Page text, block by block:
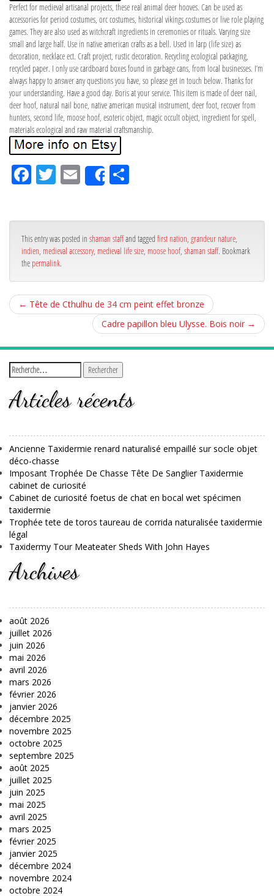
Perfect for medieval artisanal projects, these real animal deer hooves. Can be used as
accessories for period costumes, orc costumes, historical vikings costumes or live role playing
games. They are also used as witchcraft ingredients in ceremonies or rituals. Varying size
small and large half. Use in native american crafts as a bell. Used in larp (life size) as
decoration, necklace ect. Craft project, rustic decoration. Recycling ecological packaging,
recycled paper. I only use cardboard boxes found in garbage cans, from local businesses. I’m
always happy to answer any questions you have, so please get in touch below. Thanks for
your understanding. Have a good day. Boris at your service. This item is made of deer nail,
deer hoof, natural nail bone, native american musical instrument, deer foot, recover from
hunters, second life, moose hoof, esoteric object, magic occult object, ingredient for spell,
materials ecological and raw material craftsmanship.
Fa
ce
ok
Tw
itt
Em
ail
Share
r
This entry was posted in shaman staffand tagged first nation grandeur nature
indien medieval accessory, medieval life size moose hoof, shaman staff. Bookmark
the permalink.
← Tête de Cthulhu de 34 cm peint effet bronze
Cadre papillon bleu Ulysse. Bois noir →
Articles récents
Ancienne Taxidermie renard naturalisé empaillé sur socle objet
déco-chasse
Imposant Trophée De Chasse Tête De Sanglier Taxidermie
cabinet de curiosité
Cabinet de curiosité foetus de chat en bocal wet spécimen
taxidermie
Trophée tete de toros taureau de corrida naturalisée taxidermie
légal
Taxidermy Tour Meateater Sheds With John Hayes
Archives
août 2026
juillet 2026
juin 2026
mai 2026
avril 2026
mars 2026
février 2026
janvier 2026
décembre 2025
novembre 2025
octobre 2025
septembre 2025
août 2025
juillet 2025
juin 2025
mai 2025
avril 2025
mars 2025
février 2025
janvier 2025
décembre 2024
novembre 2024
octobre 2024